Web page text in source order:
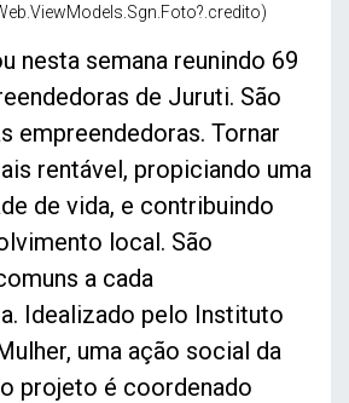
nesta semana reunindo 69
de Juruti. São
empreendedoras. Tornar
rentável, propiciando uma
de vida, e contribuindo
local. São
a cada
Idealizado pelo Instituto
uma ação social da
projeto é coordenado